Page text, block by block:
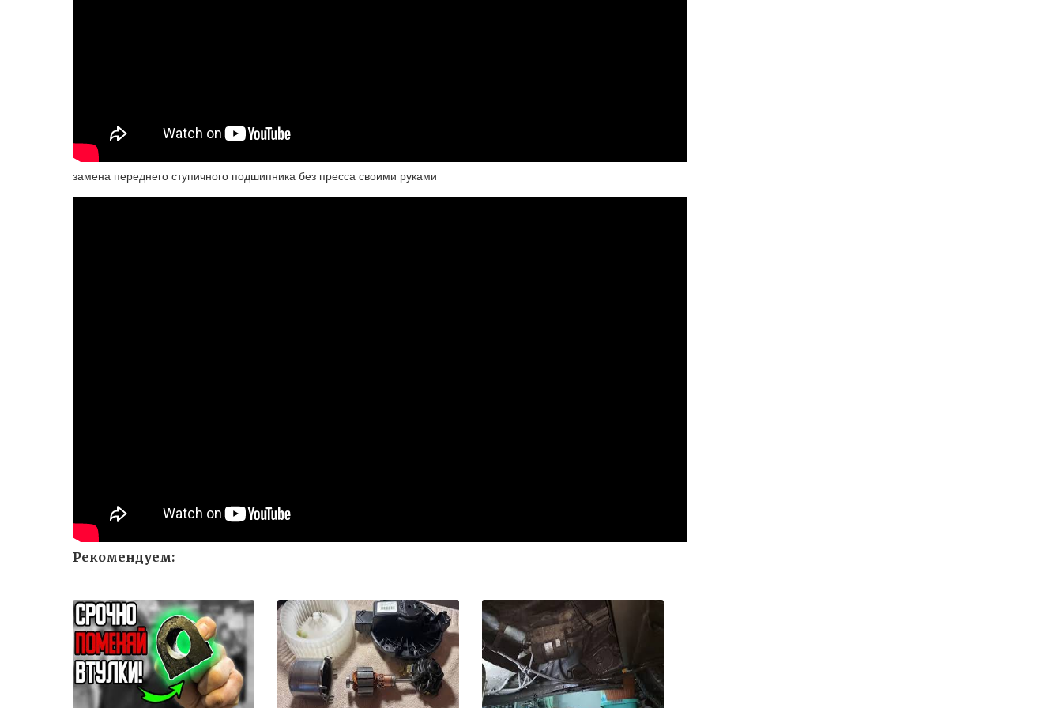
замена переднего ступичного подшипника без пресса своими руками
Рекомендуем: